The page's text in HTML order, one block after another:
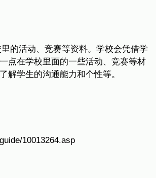
的活动、竞赛等资料。学校会凭借学
点在学校里面的一些活动、竞赛等材
解学生的沟通能力和个性等。
10013264.asp